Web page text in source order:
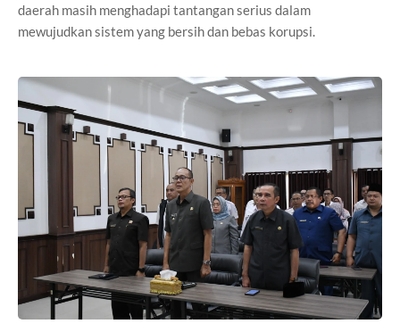
daerah masih menghadapi tantangan serius dalam
mewujudkan sistem yang bersih dan bebas korupsi.